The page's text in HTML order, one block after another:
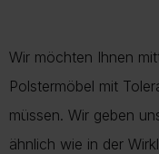
Wir möchten Ihnen
Polstermöbel mit
müssen. Wir geben
ähnlich wie in der